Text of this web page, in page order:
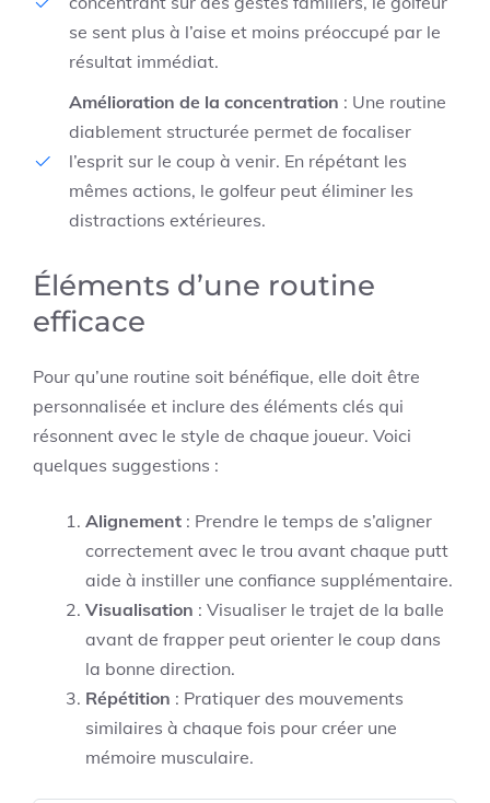
se sent plus à l’aise et moins préoccupé par le
résultat immédiat.
Amélioration de la concentration : Une routine
diablement structurée permet de focaliser
l’esprit sur le coup à venir. En répétant les
mêmes actions, le golfeur peut éliminer les
distractions extérieures.
Éléments d’une routine
efficace
Pour qu’une routine soit bénéfique, elle doit être
personnalisée et inclure des éléments clés qui
résonnent avec le style de chaque joueur. Voici
quelques suggestions :
Alignement : Prendre le temps de s’aligner
correctement avec le trou avant chaque putt
aide à instiller une confiance supplémentaire.
Visualisation : Visualiser le trajet de la balle
avant de frapper peut orienter le coup dans
la bonne direction.
Répétition : Pratiquer des mouvements
similaires à chaque fois pour créer une
mémoire musculaire.